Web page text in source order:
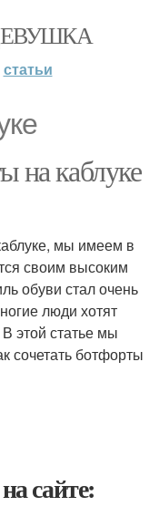
статьи
на каблуке
мы имеем в
своим высоким
обуви стал очень
люди хотят
В этой статье мы
сочетать ботфорты
сайте: